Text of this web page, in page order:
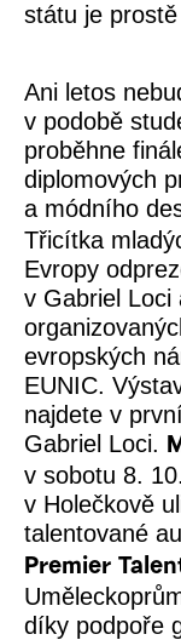
státu je
Ani letos
v podobě
proběhne
diplomových
a módního
Třicítka
Evropy
v Gabriel
evropských
EUNIC.
najdete v
Gabriel Loci.
v sobotu 8.
v Holečkově
talentované
Premier
díky podpoře